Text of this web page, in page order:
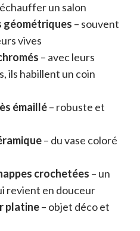
un salon
géométriques – souvent
vives
– avec leurs
ils habillent un coin
émaillé– robuste et
– du vase coloré
crochetées – un
revient en douceur
platine– objet déco et